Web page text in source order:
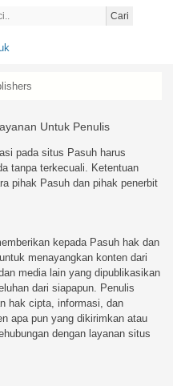
Cari
Untuk Penulis
pada situs Pasuh harus
tanpa terkecuali. Ketentuan
pihak Pasuh dan pihak penerbit
kepada Pasuh hak dan
menayangkan konten dari
media lain yang dipublikasikan
dari siapapun. Penulis
hak cipta, informasi, dan
apa pun yang dikirimkan atau
dengan layanan situs